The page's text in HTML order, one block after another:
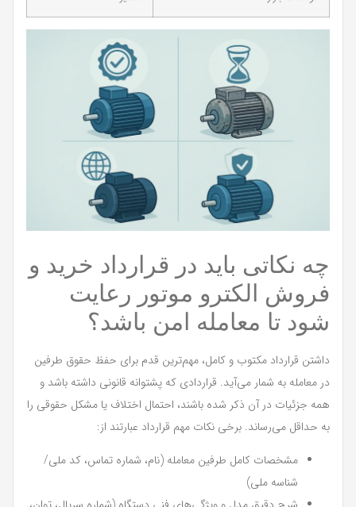
چه نکاتی باید در قرارداد خرید و
فروش الکترو موتور رعایت
شود تا معامله امن باشد؟
داشتن قرارداد مکتوب و کامل، مهم‌ترین قدم برای حفظ حقوق طرفین
در معامله به شمار می‌آید. قراردادی که پشتوانه قانونی داشته باشد و
همه جزئیات در آن ذکر شده باشند، احتمال اختلاف یا مشکل حقوقی را
به حداقل می‌رساند. برخی نکات مهم قرارداد عبارتند از:
مشخصات کامل طرفین معامله (نام، شماره تماس، کد ملی/
شناسه ملی)